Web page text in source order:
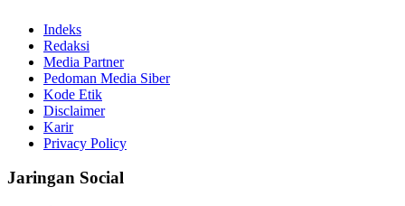
Indeks
Redaksi
Media Partner
Pedoman Media Siber
Kode Etik
Disclaimer
Karir
Privacy Policy
Jaringan Social